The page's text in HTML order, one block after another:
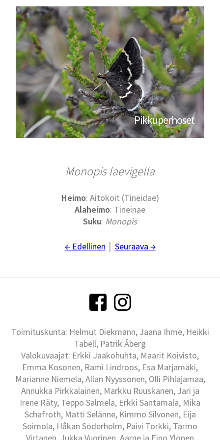
Pikkuperhoset
Monopis laevigella
Heimo: Aitokoit (Tineidae)
Alaheimo: Tineinae
Suku: Monopis
← Edellinen Seuraava →
Toimituskunta: Helmut Diekmann, Jaana Ihme, Heikki
Tabell, Patrik Åberg
Valokuvaajat: Erkki Jaakohuhta, Maarit Koivisto,
Emma Kosonen, Rami Lindroos, Esa Marjamäki,
Marianne Niemelä, Allan Nyyssönen, Olli Pihlajamaa,
Annukka Pirkkalainen, Markku Ruuskanen, Jari ja
Irene Räty, Teppo Salmela, Erkki Santamala, Mika
Schafroth, Matti Selänne, Kimmo Silvonen, Eija
Soimola, Håkan Söderholm, Päivi Torkki, Tarmo